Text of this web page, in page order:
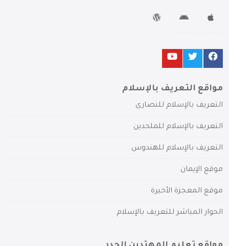
مواقع التعريف بالإسلام
التعريف بالإسلام للنصارى
التعريف بالإسلام للملحدين
التعريف بالإسلام للهندوس
موقع الإيمان
موقع المعجزة الأخيرة
الحوار المباشر للتعريف بالإسلام